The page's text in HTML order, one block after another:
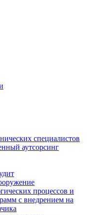
специалистов
аутсорсинг
процессов и
с внедрением на